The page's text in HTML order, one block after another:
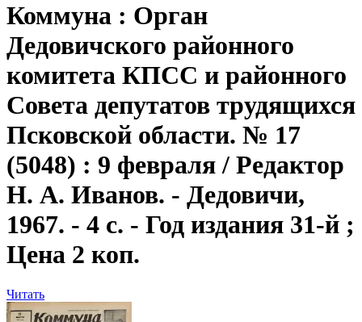
Коммуна : Орган
Дедовичского районного
комитета КПСС и районного
Совета депутатов трудящихся
Псковской области. № 17
(5048) : 9 февраля / Редактор
Н. А. Иванов. - Дедовичи,
1967. - 4 с. - Год издания 31-й ;
Цена 2 коп.
Читать